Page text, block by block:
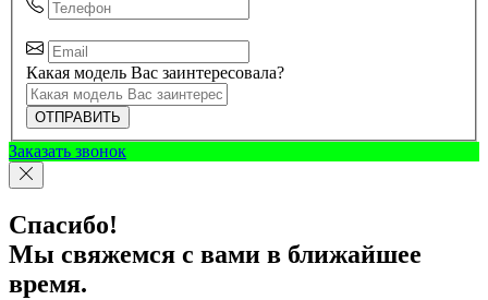
Какая модель Вас заинтересовала?
ОТПРАВИТЬ
Заказать звонок
Спасибо!
Мы свяжемся с вами в ближайшее
время.